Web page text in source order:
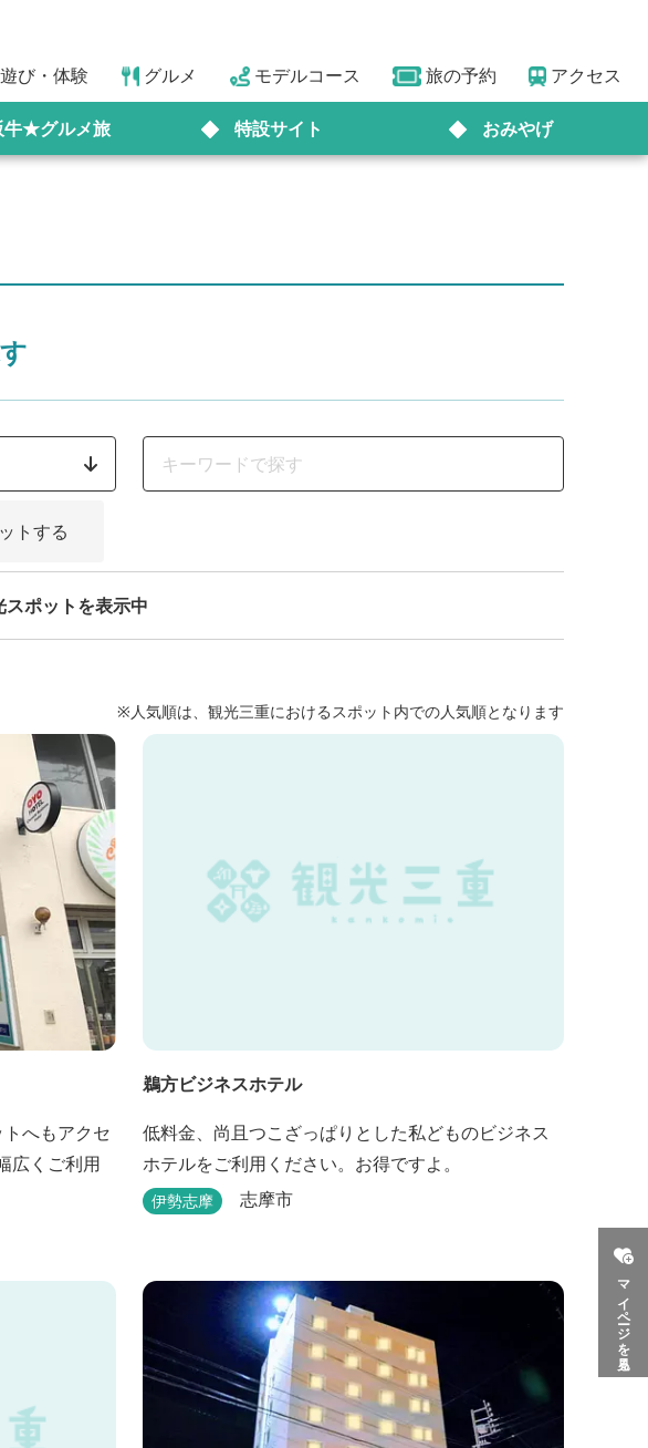
遊び・体験 グルメ モデルコース 旅の予約 アクセス
牛★グルメ旅 特設サイト おみやげ
マイページを見る
トする
ポットを表示中
※人気順は、観光三重におけるスポット内での人気順となります
へもアクセ
広くご利用
鵜方ビジネスホテル
低料金、尚且つこざっぱりとした私どものビジネス
ホテルをご利用ください。お得ですよ。
伊勢志摩 志摩市